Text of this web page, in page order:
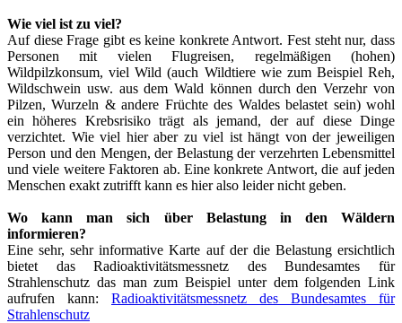
Wie viel ist zu viel?
Auf diese Frage gibt es keine konkrete Antwort. Fest steht nur, dass
Personen mit vielen Flugreisen, regelmäßigen (hohen)
Wildpilzkonsum, viel Wild (auch Wildtiere wie zum Beispiel Reh,
Wildschwein usw. aus dem Wald können durch den Verzehr von
Pilzen, Wurzeln & andere Früchte des Waldes belastet sein) wohl
ein höheres Krebsrisiko trägt als jemand, der auf diese Dinge
verzichtet. Wie viel hier aber zu viel ist hängt von der jeweiligen
Person und den Mengen, der Belastung der verzehrten Lebensmittel
und viele weitere Faktoren ab. Eine konkrete Antwort, die auf jeden
Menschen exakt zutrifft kann es hier also leider nicht geben.
Wo kann man sich über Belastung in den Wäldern
informieren?
Eine sehr, sehr informative Karte auf der die Belastung ersichtlich
bietet das Radioaktivitätsmessnetz des Bundesamtes für
Strahlenschutz das man zum Beispiel unter dem folgenden Link
aufrufen kann: Radioaktivitätsmessnetz des Bundesamtes für
Strahlenschutz